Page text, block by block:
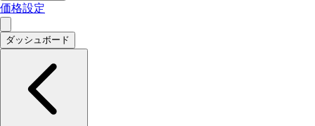
価格設定
ダッシュボード